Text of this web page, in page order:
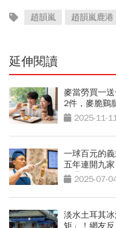
趙韻嵐 趙韻嵐鹿港
延伸閱讀
麥當勞買一
2件，麥脆鷄
2025-11-
一球百元的
五年連開九
親曝關鍵
2025-07-
淡水土耳其
矩」！網友